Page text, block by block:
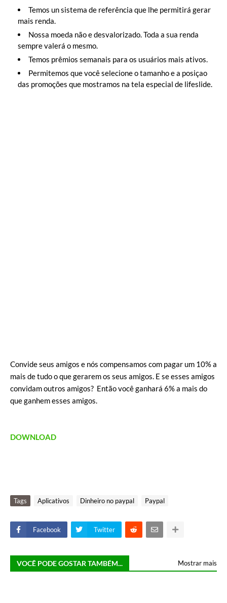
Temos un sistema de referência que lhe permitirá gerar
mais renda.
Nossa moeda não e desvalorizado. Toda a sua renda
sempre valerá o mesmo.
Temos prêmios semanais para os usuários mais ativos.
Permitemos que você selecione o tamanho e a posiçao
das promoções que mostramos na tela especial de lifeslide.
Convide seus amigos e nós compensamos com pagar um 10% a
mais de tudo o que gerarem os seus amigos. E se esses amigos
convidam outros amigos? Então você ganhará 6% a mais do
que ganhem esses amigos.
DOWNLOAD
Tags Aplicativos Dinheiro no paypal Paypal
Facebook Twitter
VOCÊ PODE GOSTAR TAMBÉM... Mostrar mais